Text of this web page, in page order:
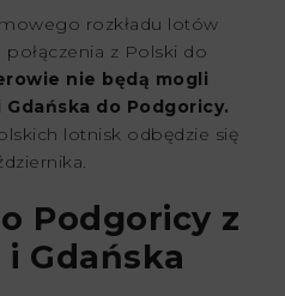
rozkładu lotów
połączenia z Polski do
nie będą mogli
do Podgoricy.
lotnisk odbędzie się
Podgoricy z
Gdańska